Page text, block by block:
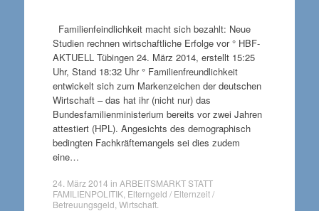
Familienfeindlichkeit macht sich bezahlt: Neue
Studien rechnen wirtschaftliche Erfolge vor ° HBF-
AKTUELL Tübingen 24. März 2014, erstellt 15:25
Uhr, Stand 18:32 Uhr ° Familienfreundlichkeit
entwickelt sich zum Markenzeichen der deutschen
Wirtschaft – das hat ihr (nicht nur) das
Bundesfamilienministerium bereits vor zwei Jahren
attestiert (HPL). Angesichts des demographisch
bedingten Fachkräftemangels sei dies zudem
eine…
24. März 2014 in ARBEITSMARKT STATT
FAMILIENPOLITIK, Elterngeld / Elternzeit /
Betreuungsgeld Wirtschaft.